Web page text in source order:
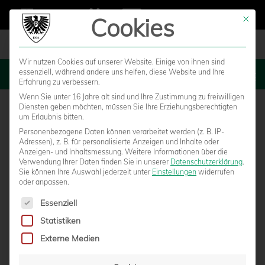
MENU
‚MÜNSTER ABOVE‘ ZEIGT HEIMAT DER
Mit
Cookies
Wir nutzen Cookies auf unserer Website. Einige von ihnen sind
essenziell, während andere uns helfen, diese Website und Ihre
Erfahrung zu verbessern.
Wenn Sie unter 16 Jahre alt sind und Ihre Zustimmung zu freiwilligen
Diensten geben möchten, müssen Sie Ihre Erziehungsberechtigten
um Erlaubnis bitten.
Personenbezogene Daten können verarbeitet werden (z. B. IP-
Adressen), z. B. für personalisierte Anzeigen und Inhalte oder
Anzeigen- und Inhaltsmessung. Weitere Informationen über die
Verwendung Ihrer Daten finden Sie in unserer Datenschutzerklärung.
Sie können Ihre Auswahl jederzeit unter Einstellungen widerrufen
oder anpassen.
Es folgt eine Liste der Service-Gruppen, für die eine
Essenziell
Statistiken
Externe Medien